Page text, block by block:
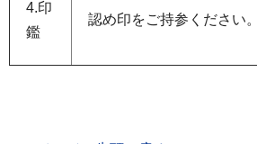
4.印
鑑
認め印をご持参ください。